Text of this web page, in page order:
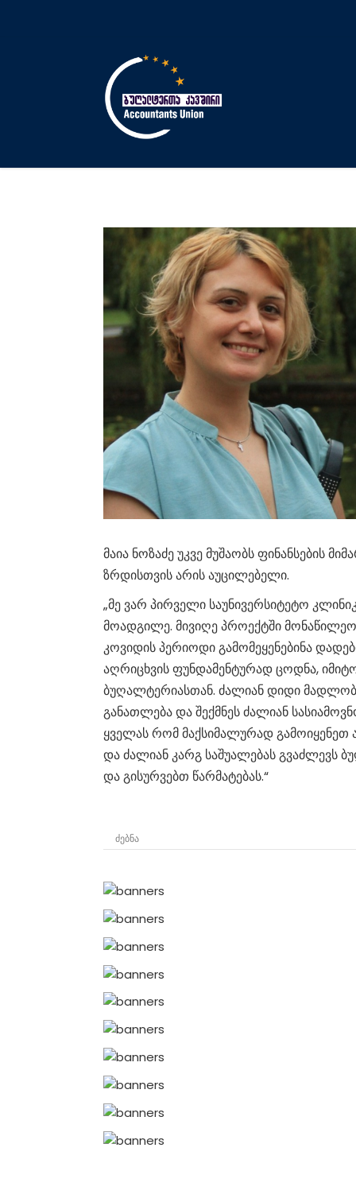
მაია ნოზაძე უკვე მუშაობს ფინანსების
ზრდისთვის არის აუცილებელი.
„მე ვარ პირველი საუნივერსიტეტო
მოადგილე. მივიღე პროექტში
კოვიდის პერიოდი გამომეყენებინა
აღრიცხვის ფუნდამენტურად ცოდნა,
ბუღალტერიასთან. ძალიან დიდი
განათლება და შექმნეს ძალიან
ყველას რომ მაქსიმალურად
და ძალიან კარგ საშუალებას
და გისურვებთ წარმატებას.“